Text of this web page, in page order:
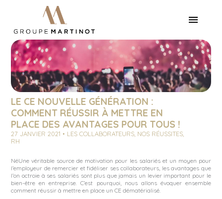
LE CE NOUVELLE GÉNÉRATION :
COMMENT RÉUSSIR À METTRE EN
PLACE DES AVANTAGES POUR TOUS !
27 JANVIER 2021 • LES COLLABORATEURS, NOS RÉUSSITES,
RH
NéUne véritable source de motivation pour les salariés et un moyen pour
l’employeur de remercier et fidéliser ses collaborateurs, les avantages que
l’on octroie à ses salariés sont plus que jamais un levier important pour le
bien-être en entreprise. C’est pourquoi, nous allons évoquer ensemble
comment réussir à mettre en place un CE dématérialisé.